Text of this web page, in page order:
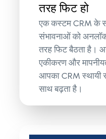
तरह फिट हो
एक कस्टम CRM के
संभावनाओं को
तरह फिट बैठता है।
एकीकरण और
आपका CRM
साथ बढ़ता है।